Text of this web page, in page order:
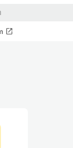
open_in_new